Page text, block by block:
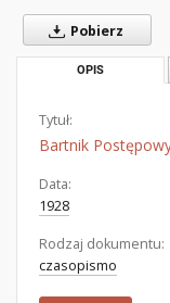
Pobierz
OPIS
Tytuł:
Bartnik
Data:
1928
Rodzaj dokumentu:
czasopismo